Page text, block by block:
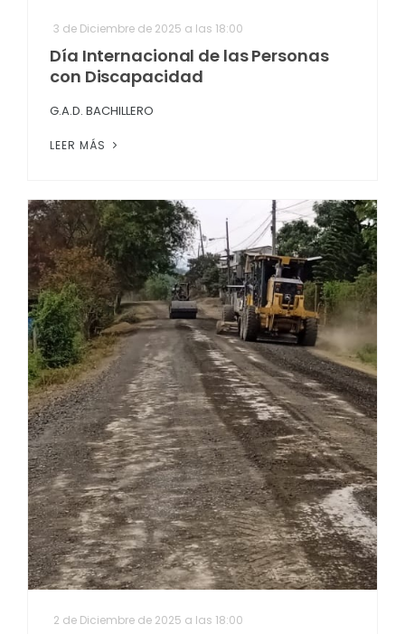
3 de Diciembre de 2025 a las 18:00
Día Internacional de las Personas
con Discapacidad
G.A.D. BACHILLERO
LEER MÁS
2 de Diciembre de 2025 a las 18:00